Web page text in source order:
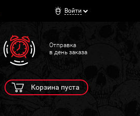
Войти
Отправка
в день заказа
Корзина пуста